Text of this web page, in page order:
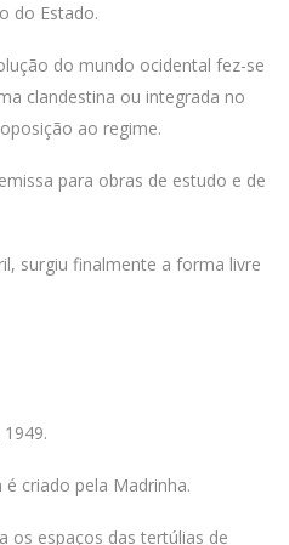
do Estado.
do mundo ocidental fez-se
clandestina ou integrada no
ao regime.
para obras de estudo e de
surgiu finalmente a forma livre
é criado pela Madrinha.
os espaços das tertúlias de